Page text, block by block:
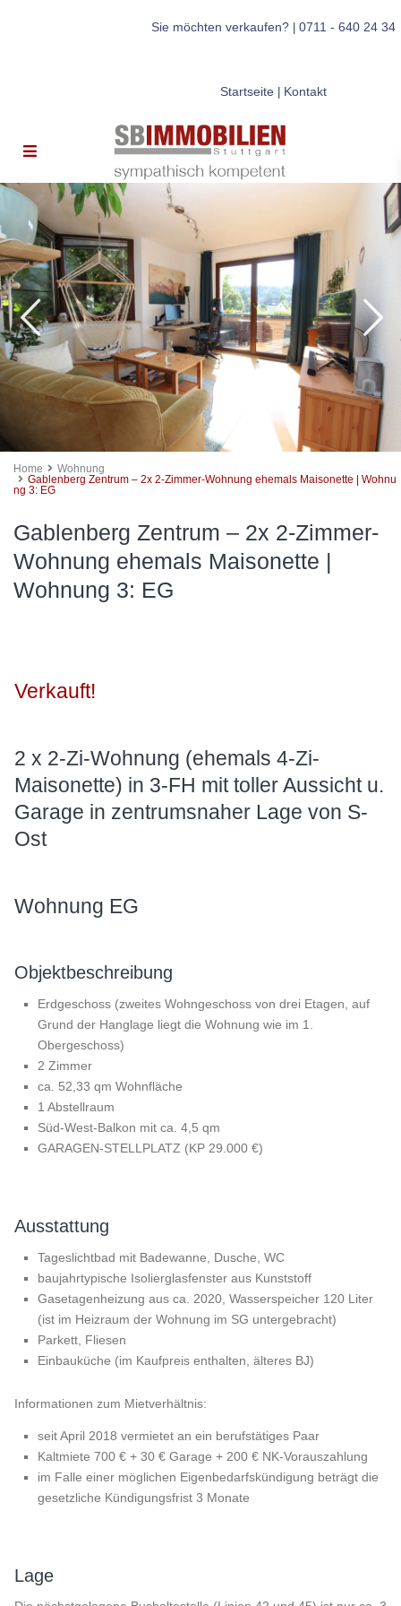
Sie möchten verkaufen?| 0711 - 640 24 34
Startseite| Kontakt
Home
Wohnung
Gablenberg Zentrum – 2x 2-Zimmer-Wohnung ehemals Maisonette | Wohnu
ng 3: EG
Gablenberg Zentrum – 2x 2-Zimmer-
Wohnung ehemals Maisonette |
Wohnung 3: EG
Verkauft!
2 x 2-Zi-Wohnung (ehemals 4-Zi-
Maisonette) in 3-FH mit toller Aussicht u.
Garage in zentrumsnaher Lage von S-
Ost
Wohnung EG
Objektbeschreibung
Erdgeschoss (zweites Wohngeschoss von drei Etagen, auf
Grund der Hanglage liegt die Wohnung wie im 1.
Obergeschoss)
2 Zimmer
ca. 52,33 qm Wohnfläche
1 Abstellraum
Süd-West-Balkon mit ca. 4,5 qm
GARAGEN-STELLPLATZ (KP 29.000 €)
Ausstattung
Tageslichtbad mit Badewanne, Dusche, WC
baujahrtypische Isolierglasfenster aus Kunststoff
Gasetagenheizung aus ca. 2020, Wasserspeicher 120 Liter
(ist im Heizraum der Wohnung im SG untergebracht)
Parkett, Fliesen
Einbauküche (im Kaufpreis enthalten, älteres BJ)
Informationen zum Mietverhältnis:
seit April 2018 vermietet an ein berufstätiges Paar
Kaltmiete 700 € + 30 € Garage + 200 € NK-Vorauszahlung
im Falle einer möglichen Eigenbedarfskündigung beträgt die
gesetzliche Kündigungsfrist 3 Monate
Lage